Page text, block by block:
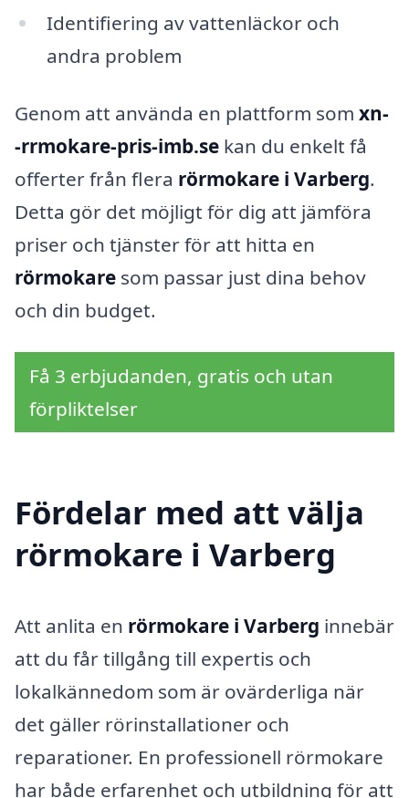
Identifiering av vattenläckor och
andra problem
Genom att använda en plattform som xn-
-rrmokare-pris-imb.se kan du enkelt få
offerter från flera rörmokare i Varberg.
Detta gör det möjligt för dig att jämföra
priser och tjänster för att hitta en
rörmokare som passar just dina behov
och din budget.
Få 3 erbjudanden, gratis och utan
förpliktelser
Fördelar med att välja
rörmokare i Varberg
Att anlita en rörmokare i Varberg innebär
att du får tillgång till expertis och
lokalkännedom som är ovärderliga när
det gäller rörinstallationer och
reparationer. En professionell rörmokare
har både erfarenhet och utbildning för att